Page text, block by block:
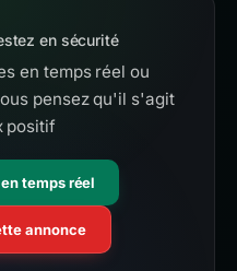
en sécurité
en temps réel ou
pensez qu'il s'agit
positif
temps réel
annonce